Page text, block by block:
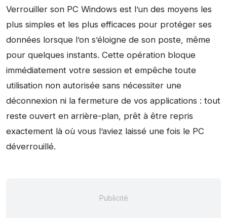
Verrouiller son PC Windows est l’un des moyens les
plus simples et les plus efficaces pour protéger ses
données lorsque l’on s’éloigne de son poste, même
pour quelques instants. Cette opération bloque
immédiatement votre session et empêche toute
utilisation non autorisée sans nécessiter une
déconnexion ni la fermeture de vos applications : tout
reste ouvert en arrière-plan, prêt à être repris
exactement là où vous l’aviez laissé une fois le PC
déverrouillé.